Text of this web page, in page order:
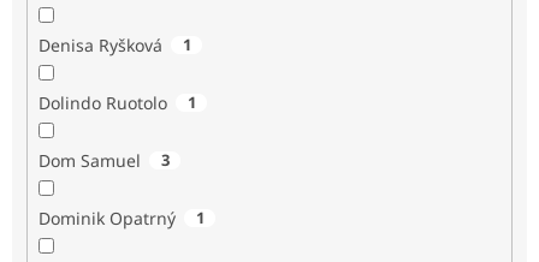
Denisa Ryšková 1
Dolindo Ruotolo 1
Dom Samuel 3
Dominik Opatrný 1